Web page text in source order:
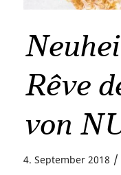
Rêve
von
4. September 2018 /